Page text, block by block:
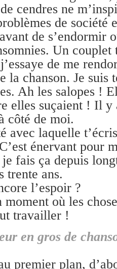
cendres ne
de société
de s’endormir
Un couplet
de me
la chanson. Je suis
Ah les salopes !
elles suçaient ! Il y
côté de moi.
avec laquelle
énervant pour
je fais ça depuis
trente ans.
l’espoir ?
où les
travailler !
en gros de
premier plan,